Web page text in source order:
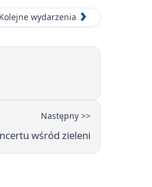
Kolejne wydarzenia
Następny >>
wśród zieleni